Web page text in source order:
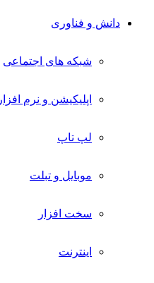
دانش و فناوری
شبکه های اجتماعی
اپلیکیشن و نرم افزار
لپ تاپ
موبایل و تبلت
سخت افزار
اینترنت